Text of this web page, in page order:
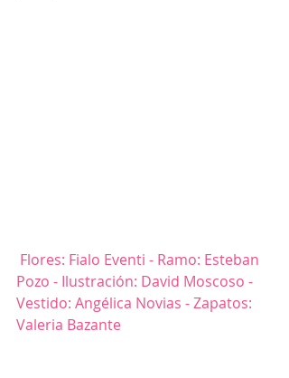
Flores: Fialo Eventi - Ramo: Esteban
Pozo - Ilustración: David Moscoso -
Vestido: Angélica Novias - Zapatos:
Valeria Bazante